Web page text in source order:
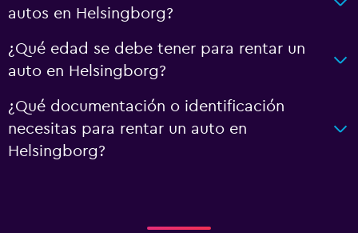
autos en Helsingborg?
¿Qué edad se debe tener para rentar un
auto en Helsingborg?
¿Qué documentación o identificación
necesitas para rentar un auto en
Helsingborg?